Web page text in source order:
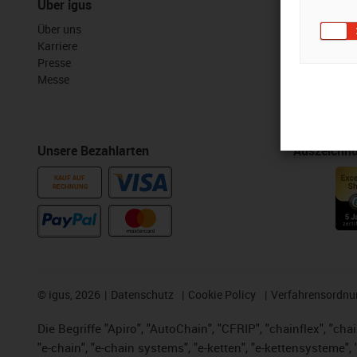
Über igus
Über uns
Karriere
Presse
Messe
Unsere Bezahlarten
KAUF AUF
RECHNUNG
myigus
Online Tools
© igus, 2026 Datenschutz Cookie Policy
Die Begriffe "Apiro", "AutoChain", "CFRIP", "chainflex",
"e-chain", "e-chain systems", "e-ketten", "e-